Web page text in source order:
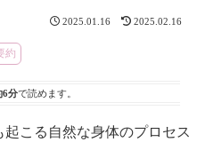
2025.01.16 2025.02.16
約
6分で読めます。
こる自然な身体のプロセス